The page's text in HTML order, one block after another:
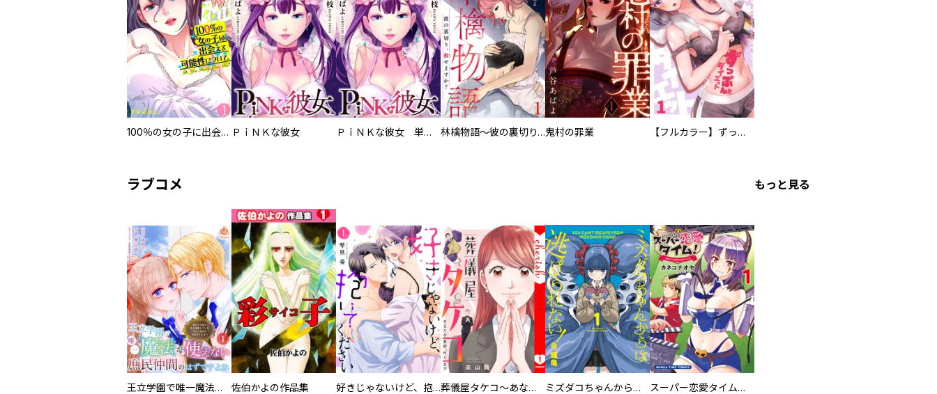
100％の女の子に出会える可能性について。【フルカラー】 ＰｉＮＫな彼女 ＰｉＮＫな彼女 単行本版 林檎物語～彼の裏切り、赦せますか？～鬼村の罪業 【フルカラー】ずっぷん！！ダイエット
ラブコメ もっと見る
王立学園で唯一魔法が使えない庶民仲間のはずですよね～実は王子様で私を溺愛しているなんて告白はやめてください～ 佐伯かよの作品集 好きじゃないけど、抱いてください【電子単行本版／特典おまけ付き】 葬儀屋タケコ～あなたの最期、叶えます【電子単行本版】 ミズダコちゃんからは逃げられない！ スーパー恋愛タイム！～現場でドＳな彼女は自宅でデレる～